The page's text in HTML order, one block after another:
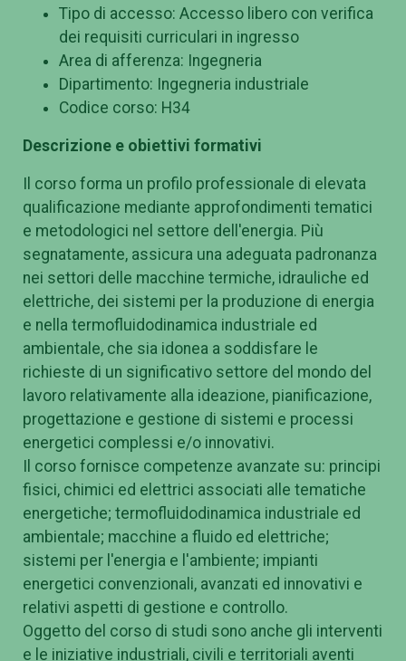
Tipo di accesso: Accesso libero con verifica
dei requisiti curriculari in ingresso
Area di afferenza: Ingegneria
Dipartimento: Ingegneria industriale
Codice corso: H34
Descrizione e obiettivi formativi
Il corso forma un profilo professionale di elevata
qualificazione mediante approfondimenti tematici
e metodologici nel settore dell'energia. Più
segnatamente, assicura una adeguata padronanza
nei settori delle macchine termiche, idrauliche ed
elettriche, dei sistemi per la produzione di energia
e nella termofluidodinamica industriale ed
ambientale, che sia idonea a soddisfare le
richieste di un significativo settore del mondo del
lavoro relativamente alla ideazione, pianificazione,
progettazione e gestione di sistemi e processi
energetici complessi e/o innovativi.
Il corso fornisce competenze avanzate su: principi
fisici, chimici ed elettrici associati alle tematiche
energetiche; termofluidodinamica industriale ed
ambientale; macchine a fluido ed elettriche;
sistemi per l'energia e l'ambiente; impianti
energetici convenzionali, avanzati ed innovativi e
relativi aspetti di gestione e controllo.
Oggetto del corso di studi sono anche gli interventi
e le iniziative industriali, civili e territoriali aventi